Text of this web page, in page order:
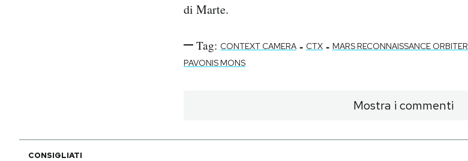
di Marte.
Tag: CONTEXT CAMERA - CTX - MARS RECONNAISSANCE ORBITER
PAVONIS MONS
Mostra i commenti
CONSIGLIATI